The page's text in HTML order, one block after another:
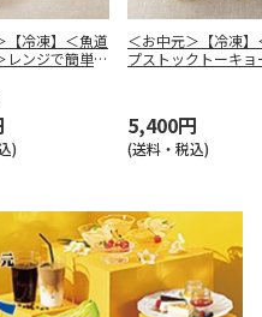
【冷凍】＜魚道
ンジで簡単！
)
＜お中元＞【冷凍】
プストックトーキョ
5,400円
(送料・税込)